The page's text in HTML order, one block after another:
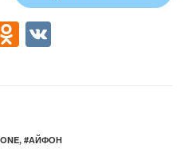
O
kl
, #АЙФОН